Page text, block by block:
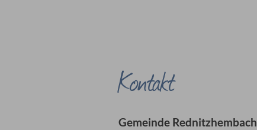
Kontakt
Gemeinde Rednitzhembach